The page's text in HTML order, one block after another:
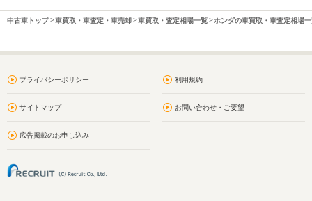
中古車トップ 車買取・車査定・車売却 車買取・査定相場一覧 ホンダの車買取・車査定相場
プライバシーポリシー 利用規約
サイトマップ お問い合わせ・ご要望
広告掲載のお申し込み